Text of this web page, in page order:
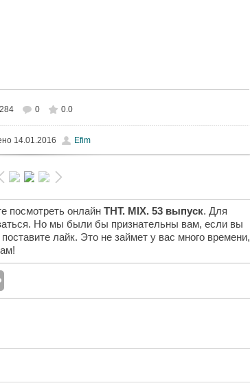
284 0 0.0
14.01.2016 Efim
посмотреть онлайн ТНТ. MIX. 53 выпуск. Для
Но мы были бы признательны вам, если вы
лайк. Это не займет у вас много времени,